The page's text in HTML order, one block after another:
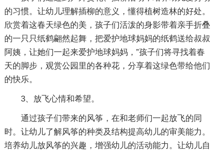
的习惯。让幼儿理解插柳的意义，懂得植树造林的好处。
欣赏着这春天绿色的美，孩子们活泼的身影带着亲手折叠
的一只只纸鹤翩然起舞，把爱护地球妈妈的纸鹤送给叔叔
阿姨，让她们一起来爱护地球妈妈，”孩子们将寻找着春
天的脚步，观赏公园里的各种花，分享着这绿色带给他们
的快乐。
3、放飞心情和希望。
通过孩子们带来的风筝，在和老师们一起放飞的同
时。让幼儿了解风筝的种类及结构提高幼儿的审美能力。
培养幼儿放风筝的兴趣，增强幼儿的活动能力。让幼儿自